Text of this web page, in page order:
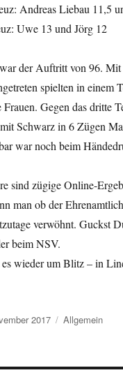
Andreas Liebau 11,5
Uwe 13 und Jörg 12
der Auftritt von 96. Mit
spielten in einem
Frauen. Gegen das dritte
Schwarz in 6 Zügen
war noch beim
sind zügige Online-
man ob der
verwöhnt. Guckst
beim NSV.
wieder um Blitz – in
2017 Kategorien
Allgemein